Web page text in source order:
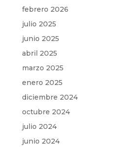
febrero 2026
julio 2025
junio 2025
abril 2025
marzo 2025
enero 2025
diciembre 2024
octubre 2024
julio 2024
junio 2024